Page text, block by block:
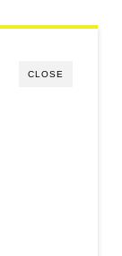
CLOSE